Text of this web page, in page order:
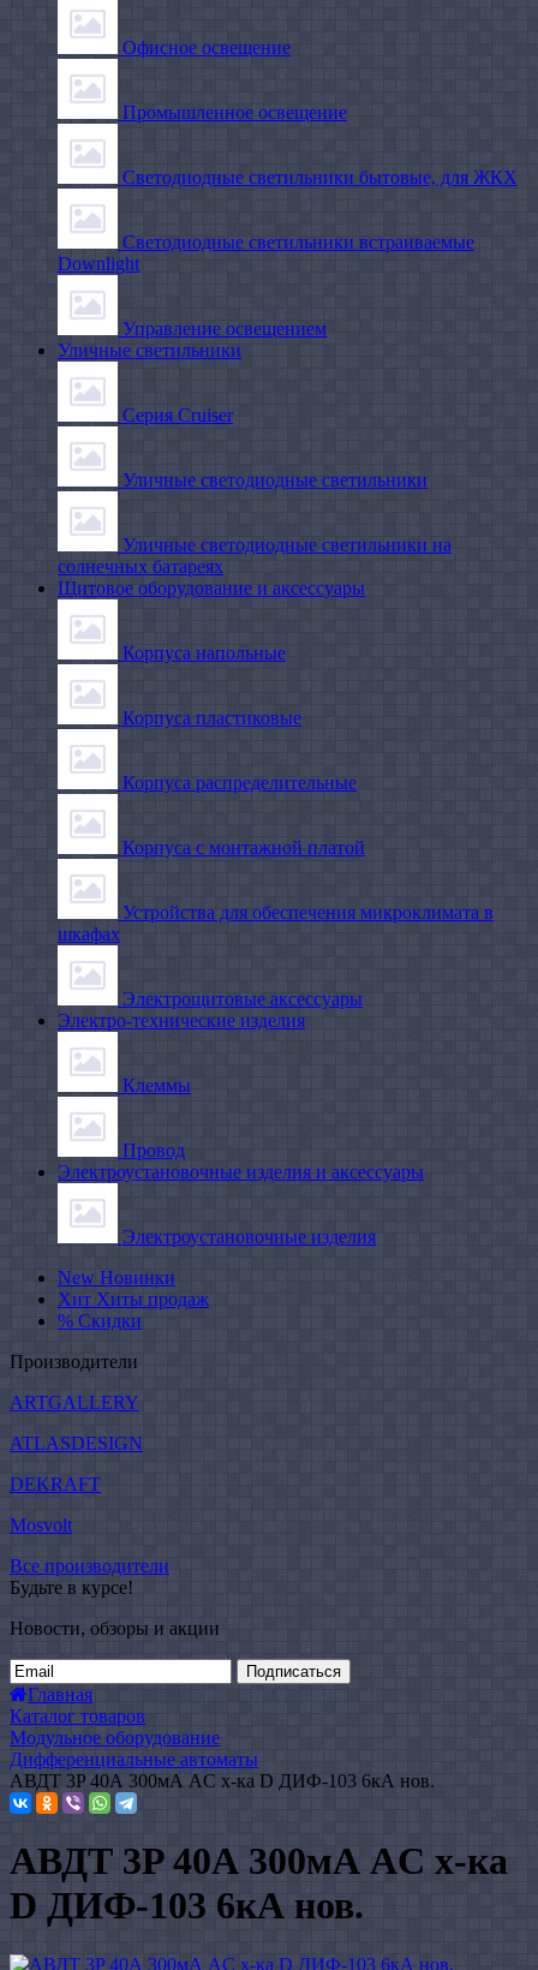
Офисное освещение
Промышленное освещение
Светодиодные светильники бытовые, для ЖКХ
Светодиодные светильники встраиваемые
Downlight
Управление освещением
Уличные светильники
Серия Cruiser
Уличные светодиодные светильники
Уличные светодиодные светильники на
солнечных батареях
Щитовое оборудование и аксессуары
Корпуса напольные
Корпуса пластиковые
Корпуса распределительные
Корпуса с монтажной платой
Устройства для обеспечения микроклимата в
шкафах
Электрощитовые аксессуары
Электро-технические изделия
Клеммы
Провод
Электроустановочные изделия и аксессуары
Электроустановочные изделия
New Новинки
Хит Хиты продаж
% Скидки
Производители
ARTGALLERY
ATLASDESIGN
DEKRAFT
Mosvolt
Все производители
Будьте в курсе!
Новости, обзоры и акции
Подписаться
Главная
Каталог товаров
Модульное оборудование
Дифференциальные автоматы
АВДТ 3P 40А 300мА AC х-ка D ДИФ-103 6кА нов.
АВДТ 3P 40А 300мА AC х-ка
D ДИФ-103 6кА нов.